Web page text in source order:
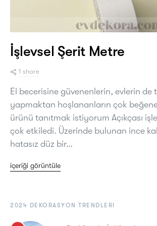
İşlevsel Şerit Metre
1 share
El becerisine güvenenlerin, evlerin de
yapmaktan hoşlananların çok
ürünü tanıtmak istiyorum Açıkçası
çok etkiledi. Üzerinde bulunan ince
hatasız düz bir…
içeriği görüntüle
2024 DEKORASYON TRENDLERI